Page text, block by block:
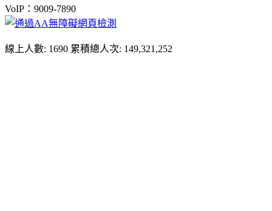
VoIP：9009-7890
線上人數: 1690 累積總人次: 149,321,252